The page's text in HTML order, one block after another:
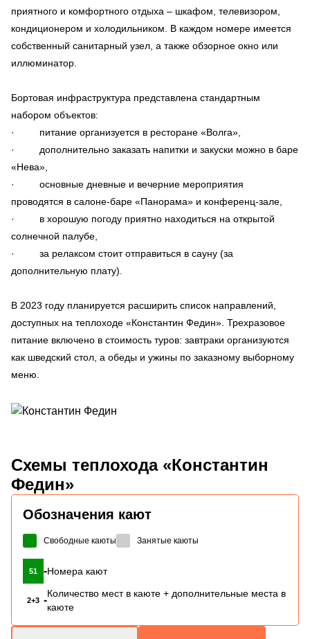
приятного и комфортного отдыха – шкафом, телевизором,
кондиционером и холодильником. В каждом номере имеется
собственный санитарный узел, а также обзорное окно или
иллюминатор.
Бортовая инфраструктура представлена стандартным
набором объектов:
· питание организуется в ресторане «Волга»,
· дополнительно заказать напитки и закуски можно в баре
«Нева»,
· основные дневные и вечерние мероприятия
проводятся в салоне-баре «Панорама» и конференц-зале,
· в хорошую погоду приятно находиться на открытой
солнечной палубе,
· за релаксом стоит отправиться в сауну (за
дополнительную плату).
В 2023 году планируется расширить список направлений,
доступных на теплоходе «Константин Федин». Трехразовое
питание включено в стоимость туров: завтраки организуются
как шведский стол, а обеды и ужины по заказному выборному
меню.
Схемы теплохода «Константин
Федин»
Обозначения кают
Свободные каюты Занятые каюты
51 -Номера кают
2+3 -
Количество мест в каюте + дополнительные места в
каюте